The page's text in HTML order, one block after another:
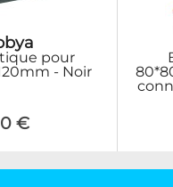
pour
- Noir
€